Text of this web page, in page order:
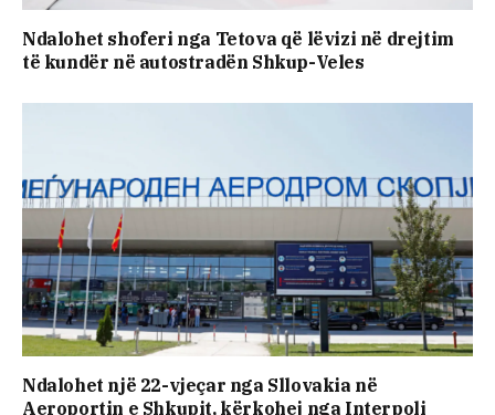
Ndalohet shoferi nga Tetova që lëvizi në drejtim
të kundër në autostradën Shkup-Veles
Ndalohet një 22-vjeçar nga Sllovakia në
Aeroportin e Shkupit, kërkohej nga Interpoli